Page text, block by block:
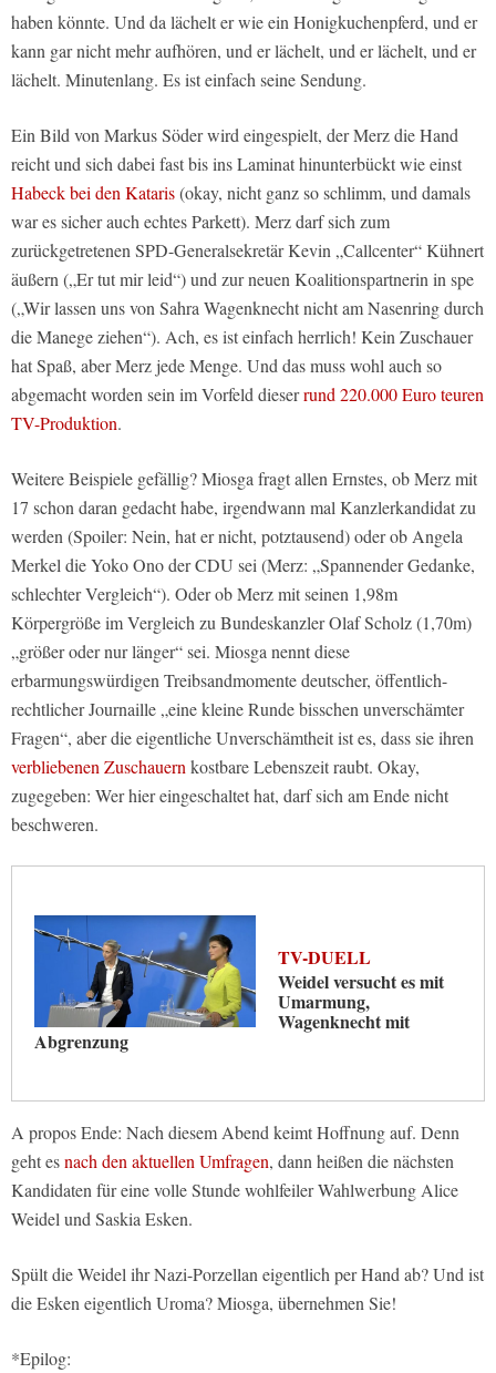
haben könnte. Und da lächelt er wie ein Honigkuchenpferd, und er
kann gar nicht mehr aufhören, und er lächelt, und er lächelt, und er
lächelt. Minutenlang. Es ist einfach seine Sendung.
Ein Bild von Markus Söder wird eingespielt, der Merz die Hand
reicht und sich dabei fast bis ins Laminat hinunterbückt wie einst
Habeck bei den Kataris(okay, nicht ganz so schlimm, und damals
war es sicher auch echtes Parkett). Merz darf sich zum
zurückgetretenen SPD-Generalsekretär Kevin „Callcenter“ Kühnert
äußern („Er tut mir leid“) und zur neuen Koalitionspartnerin in spe
(„Wir lassen uns von Sahra Wagenknecht nicht am Nasenring durch
die Manege ziehen“). Ach, es ist einfach herrlich! Kein Zuschauer
hat Spaß, aber Merz jede Menge. Und das muss wohl auch so
abgemacht worden sein im Vorfeld dieserrund 220.000 Euro teuren
TV-Produktion.
Weitere Beispiele gefällig? Miosga fragt allen Ernstes, ob Merz mit
17 schon daran gedacht habe, irgendwann mal Kanzlerkandidat zu
werden (Spoiler: Nein, hat er nicht, potztausend) oder ob Angela
Merkel die Yoko Ono der CDU sei (Merz: „Spannender Gedanke,
schlechter Vergleich“). Oder ob Merz mit seinen 1,98m
Körpergröße im Vergleich zu Bundeskanzler Olaf Scholz (1,70m)
„größer oder nur länger“ sei. Miosga nennt diese
erbarmungswürdigen Treibsandmomente deutscher, öffentlich-
rechtlicher Journaille „eine kleine Runde bisschen unverschämter
Fragen“, aber die eigentliche Unverschämtheit ist es, dass sie ihren
verbliebenen Zuschauern kostbare Lebenszeit raubt. Okay,
zugegeben: Wer hier eingeschaltet hat, darf sich am Ende nicht
beschweren.
TV-DUELL
Weidel versucht es mit
Umarmung,
Wagenknecht mit
Abgrenzung
A propos Ende: Nach diesem Abend keimt Hoffnung auf. Denn
geht esnach den aktuellen Umfragen, dann heißen die nächsten
Kandidaten für eine volle Stunde wohlfeiler Wahlwerbung Alice
Weidel und Saskia Esken.
Spült die Weidel ihr Nazi-Porzellan eigentlich per Hand ab? Und ist
die Esken eigentlich Uroma? Miosga, übernehmen Sie!
*Epilog: